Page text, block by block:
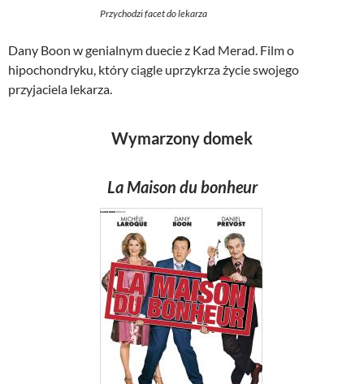
Przychodzi facet do lekarza
Dany Boon w genialnym duecie z Kad Merad. Film o
hipochondryku, który ciągle uprzykrza życie swojego
przyjaciela lekarza.
Wymarzony domek
La Maison du bonheur